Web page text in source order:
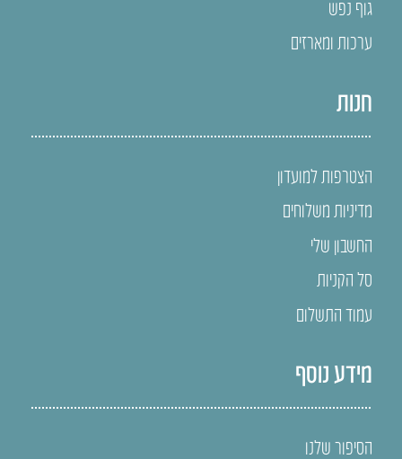
גוף נפש
ערכות ומארזים
חנות
הצטרפות למועדון
מדיניות משלוחים
החשבון שלי
סל הקניות
עמוד התשלום
מידע נוסף
הסיפור שלנו